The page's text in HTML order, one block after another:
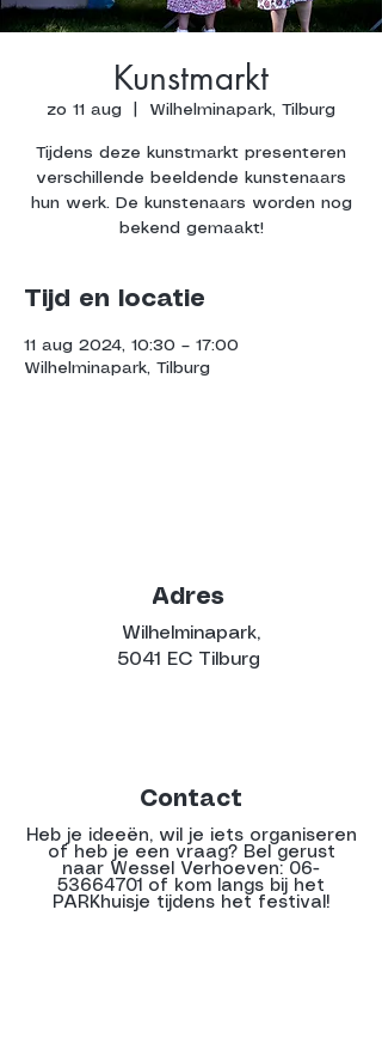
Kunstmarkt
zo 11 aug Wilhelminapark, Tilburg
Tijdens deze kunstmarkt presenteren
verschillende beeldende kunstenaars
hun werk. De kunstenaars worden nog
bekend gemaakt!
Tijd en locatie
11 aug 2024, 10:30 – 17:00
Wilhelminapark, Tilburg
Adres
Wilhelminapark,
5041 EC Tilburg
Contact
Heb je ideeën, wil je iets organiseren
of heb je een vraag? Bel gerust
naar Wessel Verhoeven: 06-
53664701 of kom langs bij het
PARKhuisje tijdens het festival!